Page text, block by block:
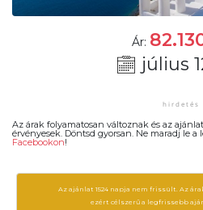
Ár:
július
Az árak folyamatosan változnak és az
érvényesek. Döntsd gyorsan. Ne maradj le
Facebookon!
Az ajánlat 1524 napja nem frissült. Az
ezért célszerű a legfrissebb